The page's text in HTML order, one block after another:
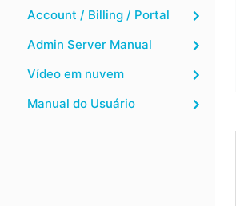
Account / Billing / Portal
Admin Server Manual
Vídeo em nuvem
Manual do Usuário